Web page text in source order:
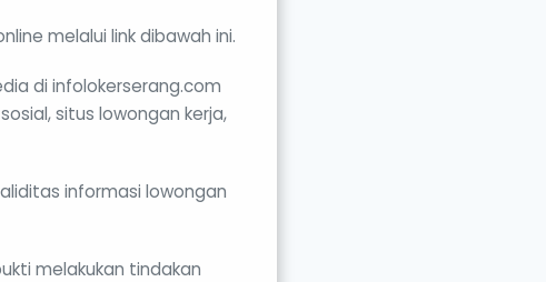
melalui link dibawah ini.
di infolokerserang.com
situs lowongan kerja,
informasi lowongan
melakukan tindakan